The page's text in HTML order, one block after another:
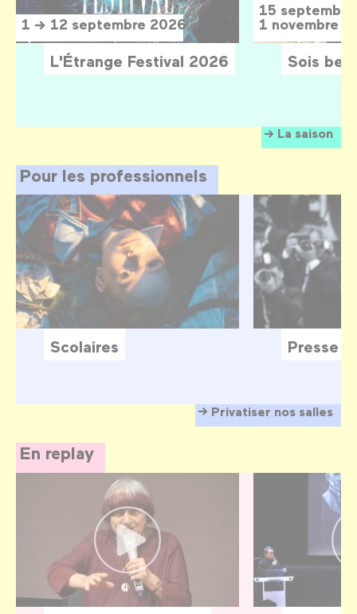
La saison
1 → 12 septembre 2026
L'Étrange Festival 2026
15
1 novembre
Sois
Pour les professionnels
Privatiser nos salles
Scolaires Presse
En replay